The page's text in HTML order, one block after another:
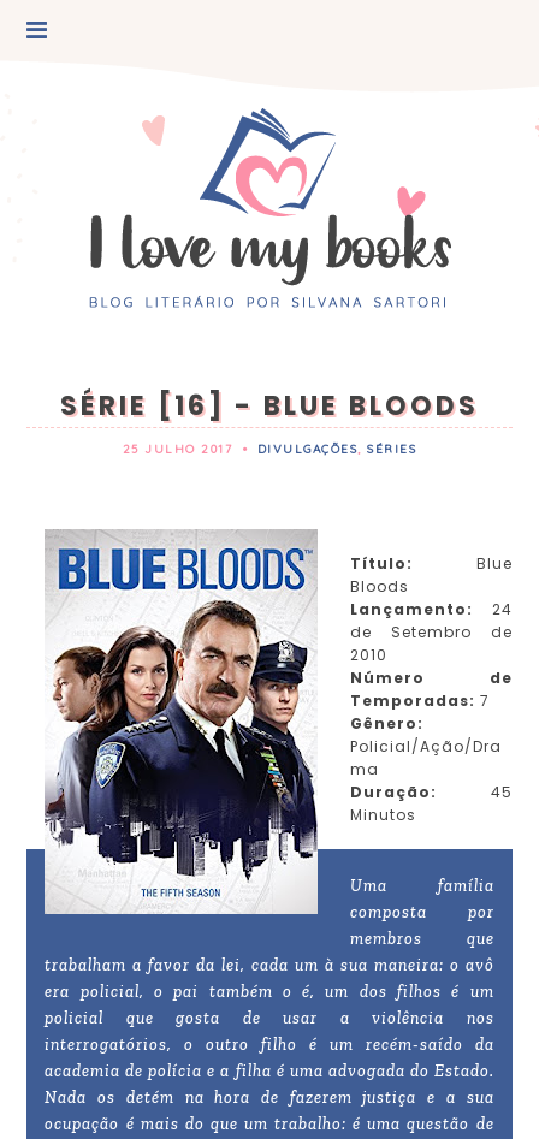
SÉRIE [16] - BLUE BLOODS
25 JULHO 2017 • DIVULGAÇÕES, SÉRIES
Título:
Blue
Bloods
Lançamento: 24
de Setembro de
2010
Número de
Temporadas:7
Gênero:
Policial/Ação/Dra
ma
Duração:
45
Minutos
Uma família
composta por
membros que
trabalham a favor da lei, cada um à sua maneira: o avô
era policial, o pai também o é, um dos filhos é um
policial que gosta de usar a violência nos
interrogatórios, o outro filho é um recém-saído da
academia de polícia e a filha é uma advogada do Estado.
Nada os detém na hora de fazerem justiça e a sua
ocupação é mais do que um trabalho: é uma questão de